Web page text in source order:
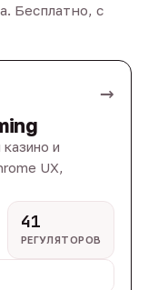
Бесплатно, с
→
и
UX,
41
РЕГУЛЯТОРОВ